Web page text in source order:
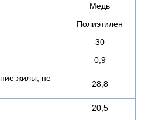
Медь
Полиэтилен
30
0,9
жилы, не
28,8
20,5